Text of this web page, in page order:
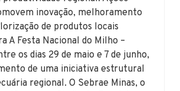
inovação, melhoramento
de produtos locais
A Festa Nacional do Milho –
os dias 29 de maio e 7 de junho,
de uma iniciativa estrutural
regional. O Sebrae Minas, o